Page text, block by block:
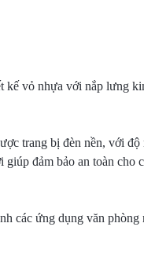
kế vỏ nhựa với nắp lưng
trang bị đèn nền, với
đảm bảo an toàn cho
các ứng dụng văn